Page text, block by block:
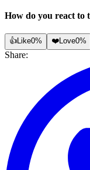
How do you react to
👍Like0% ❤️Love0%
Share: